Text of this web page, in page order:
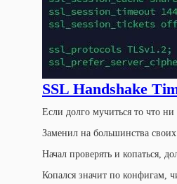
SSL Handshake
Если долго мучиться то что ни
Заменил на большинства
Начал проверять и копаться,
Копался значит по конфигам,